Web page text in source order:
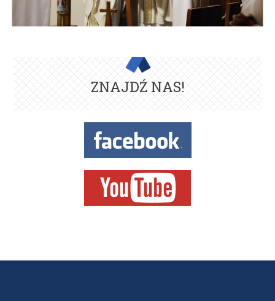
ZNAJDŹ NAS!